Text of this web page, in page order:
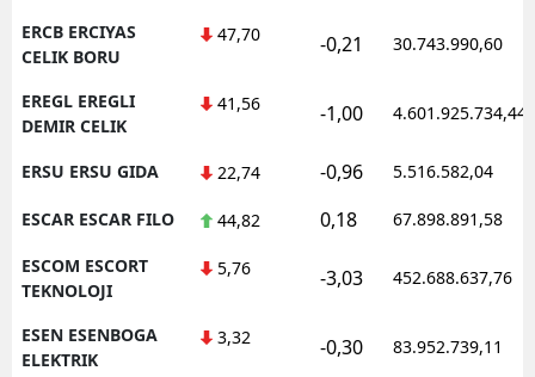
ERCB ERCIYAS
CELIK BORU
47,70 -0,21 30.743.990,60
EREGL EREGLI
DEMIR CELIK
41,56 -1,00 4.601.925.734,44
ERSU ERSU GIDA 22,74 -0,96 5.516.582,04
ESCAR ESCAR FILO 44,82 0,18 67.898.891,58
ESCOM ESCORT
TEKNOLOJI
5,76 -3,03 452.688.637,76
ESEN ESENBOGA
ELEKTRIK
3,32 -0,30 83.952.739,11